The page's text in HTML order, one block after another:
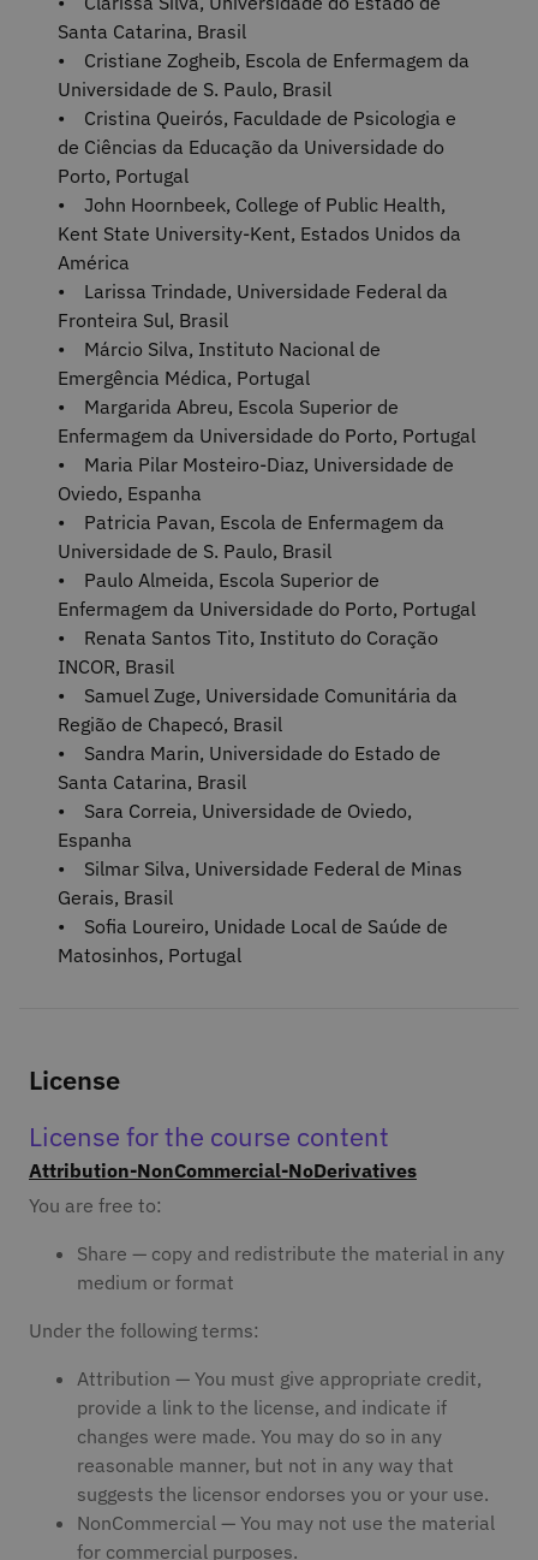
Santa Catarina, Brasil
• Cristiane Zogheib, Escola de Enfermagem da
Universidade de S. Paulo, Brasil
• Cristina Queirós, Faculdade de Psicologia e
de Ciências da Educação da Universidade do
Porto, Portugal
• John Hoornbeek, College of Public Health,
Kent State University-Kent, Estados Unidos da
América
• Larissa Trindade, Universidade Federal da
Fronteira Sul, Brasil
• Márcio Silva, Instituto Nacional de
Emergência Médica, Portugal
• Margarida Abreu, Escola Superior de
Enfermagem da Universidade do Porto, Portugal
• Maria Pilar Mosteiro-Diaz, Universidade de
Oviedo, Espanha
• Patricia Pavan, Escola de Enfermagem da
Universidade de S. Paulo, Brasil
• Paulo Almeida, Escola Superior de
Enfermagem da Universidade do Porto, Portugal
• Renata Santos Tito, Instituto do Coração
INCOR, Brasil
• Samuel Zuge, Universidade Comunitária da
Região de Chapecó, Brasil
• Sandra Marin, Universidade do Estado de
Santa Catarina, Brasil
• Sara Correia, Universidade de Oviedo,
Espanha
• Silmar Silva, Universidade Federal de Minas
Gerais, Brasil
• Sofia Loureiro, Unidade Local de Saúde de
Matosinhos, Portugal
License
License for the course content
Attribution-NonCommercial-NoDerivatives
You are free to:
Share — copy and redistribute the material in any
medium or format
Under the following terms:
Attribution — You must give appropriate credit,
provide a link to the license, and indicate if
changes were made. You may do so in any
reasonable manner, but not in any way that
suggests the licensor endorses you or your use.
NonCommercial — You may not use the material
for commercial purposes.